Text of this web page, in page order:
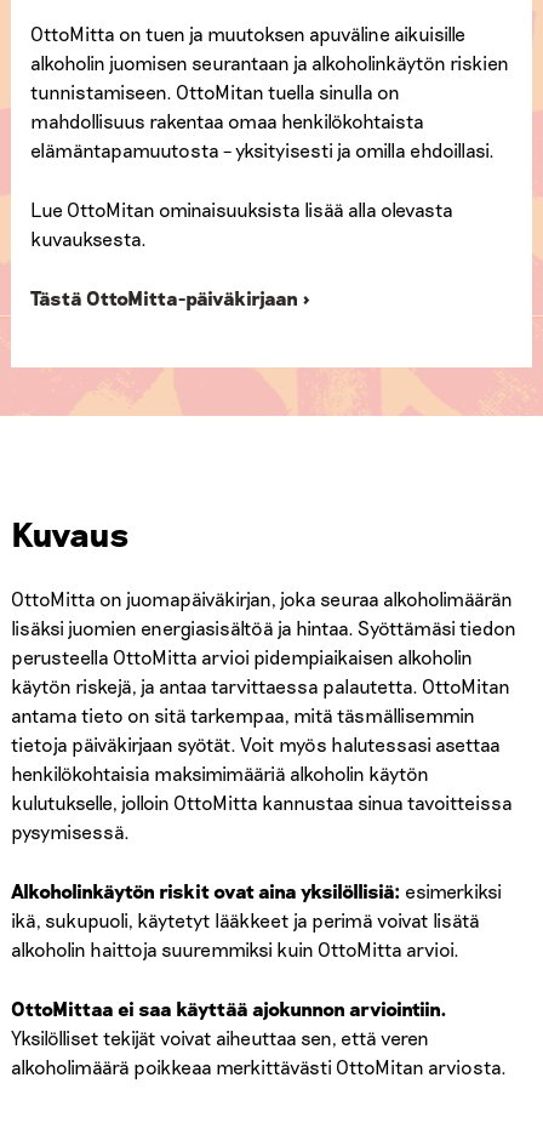
OttoMitta on tuen ja muutoksen apuväline aikuisille
alkoholin juomisen seurantaan ja alkoholinkäytön riskien
tunnistamiseen. OttoMitan tuella sinulla on
mahdollisuus rakentaa omaa henkilökohtaista
elämäntapamuutosta – yksityisesti ja omilla ehdoillasi.
Lue OttoMitan ominaisuuksista lisää alla olevasta
kuvauksesta.
Tästä OttoMitta-päiväkirjaan ›
Kuvaus
OttoMitta on juomapäiväkirjan, joka seuraa alkoholimäärän
lisäksi juomien energiasisältöä ja hintaa. Syöttämäsi tiedon
perusteella OttoMitta arvioi pidempiaikaisen alkoholin
käytön riskejä, ja antaa tarvittaessa palautetta. OttoMitan
antama tieto on sitä tarkempaa, mitä täsmällisemmin
tietoja päiväkirjaan syötät. Voit myös halutessasi asettaa
henkilökohtaisia maksimimääriä alkoholin käytön
kulutukselle, jolloin OttoMitta kannustaa sinua tavoitteissa
pysymisessä.
Alkoholinkäytön riskit ovat aina yksilöllisiä: esimerkiksi
ikä, sukupuoli, käytetyt lääkkeet ja perimä voivat lisätä
alkoholin haittoja suuremmiksi kuin OttoMitta arvioi.
OttoMittaa ei saa käyttää ajokunnon arviointiin.
Yksilölliset tekijät voivat aiheuttaa sen, että veren
alkoholimäärä poikkeaa merkittävästi OttoMitan arviosta.